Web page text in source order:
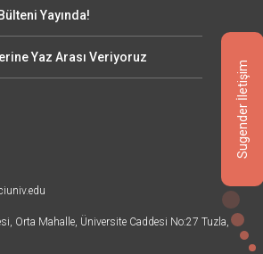
Sugender İletişim
Yayında!
Yaz Arası Veriyoruz
Orta Mahalle, Üniversite Caddesi No:27 Tuzla,